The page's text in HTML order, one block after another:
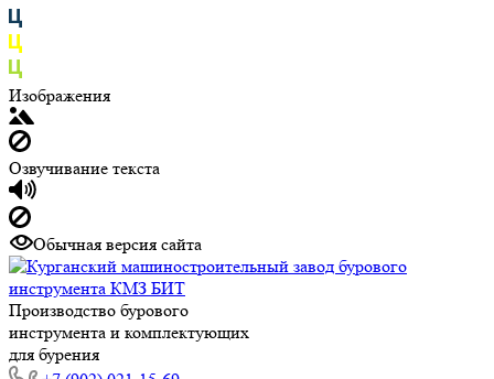
Изображения
Озвучивание текста
Обычная версия сайта
Производство бурового
инструмента и комплектующих
для бурения